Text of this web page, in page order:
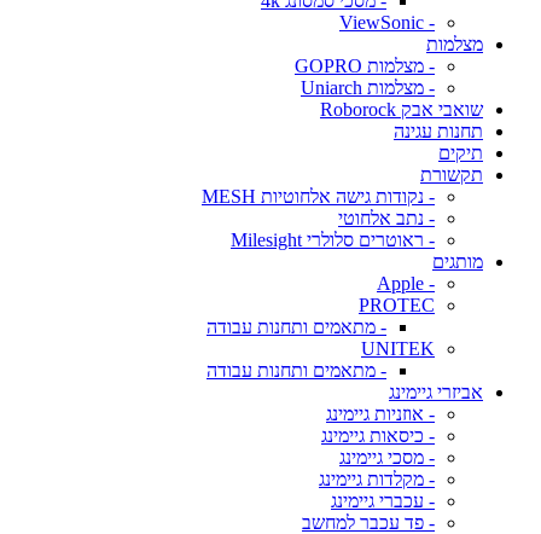
- ViewSonic
מצלמות
- מצלמות GOPRO
- מצלמות Uniarch
שואבי אבק Roborock
תחנות עגינה
תיקים
תקשורת
- נקודות גישה אלחוטיות MESH
- נתב אלחוטי
- ראוטרים סלולרי Milesight
מותגים
- Apple
PROTEC
- מתאמים ותחנות עבודה
UNITEK
- מתאמים ותחנות עבודה
אביזרי גיימינג
- אוזניות גיימינג
- כיסאות גיימינג
- מסכי גיימינג
- מקלדות גיימינג
- עכברי גיימינג
- פד עכבר למחשב